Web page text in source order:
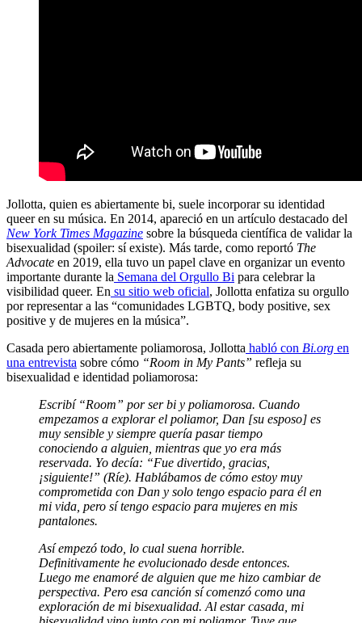
Jollotta, quien es abiertamente bi, suele incorporar su identidad
queer en su música. En 2014, apareció en un artículo destacado del
New York Times Magazine sobre la búsqueda científica de validar la
bisexualidad (spoiler: sí existe). Más tarde, como reportó The
Advocate en 2019, ella tuvo un papel clave en organizar un evento
importante durante la Semana del Orgullo Bi para celebrar la
visibilidad queer. En su sitio web oficial, Jollotta enfatiza su orgullo
por representar a las “comunidades LGBTQ, body positive, sex
positive y de mujeres en la música”.
Casada pero abiertamente poliamorosa, Jollotta habló con Bi.org en
una entrevista sobre cómo “Room in My Pants” refleja su
bisexualidad e identidad poliamorosa:
Escribí “Room” por ser bi y poliamorosa. Cuando
empezamos a explorar el poliamor, Dan [su esposo] es
muy sensible y siempre quería pasar tiempo
conociendo a alguien, mientras que yo era más
reservada. Yo decía: “Fue divertido, gracias,
¡siguiente!” (Ríe). Hablábamos de cómo estoy muy
comprometida con Dan y solo tengo espacio para él en
mi vida, pero sí tengo espacio para mujeres en mis
pantalones.
Así empezó todo, lo cual suena horrible.
Definitivamente he evolucionado desde entonces.
Luego me enamoré de alguien que me hizo cambiar de
perspectiva. Pero esa canción sí comenzó como una
exploración de mi bisexualidad. Al estar casada, mi